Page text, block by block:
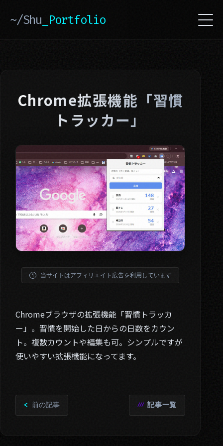
~/Shu _Portfolio
01. About
03. Blog
Twitter
Chrome拡張機能「習慣
トラッカー」
当サイトはアフィリエイト広告を利用しています
Chromeブラウザの拡張機能「習慣トラッカ
ー」。習慣を開始した日からの日数をカウン
ト。複数カウントや編集も可。シンプルですが
使いやすい拡張機能になってます。
前の記事 記事一覧